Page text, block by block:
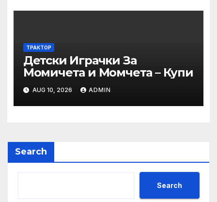
професионално
от регулираните професии
– пресечни точки и
решения“
ТРАКТОР
Детски Играчки За
Момичета и Момчета – Купи
AUG 10, 2026 ADMIN
Search
Search